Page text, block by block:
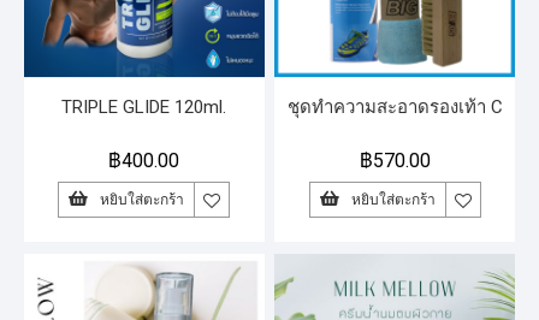
TRIPLE GLIDE 120ml.
฿400.00
หยิบใส่ตะกร้า
ชุดทำความสะอาดรองเท้า C
฿570.00
หยิบใส่ตะกร้า